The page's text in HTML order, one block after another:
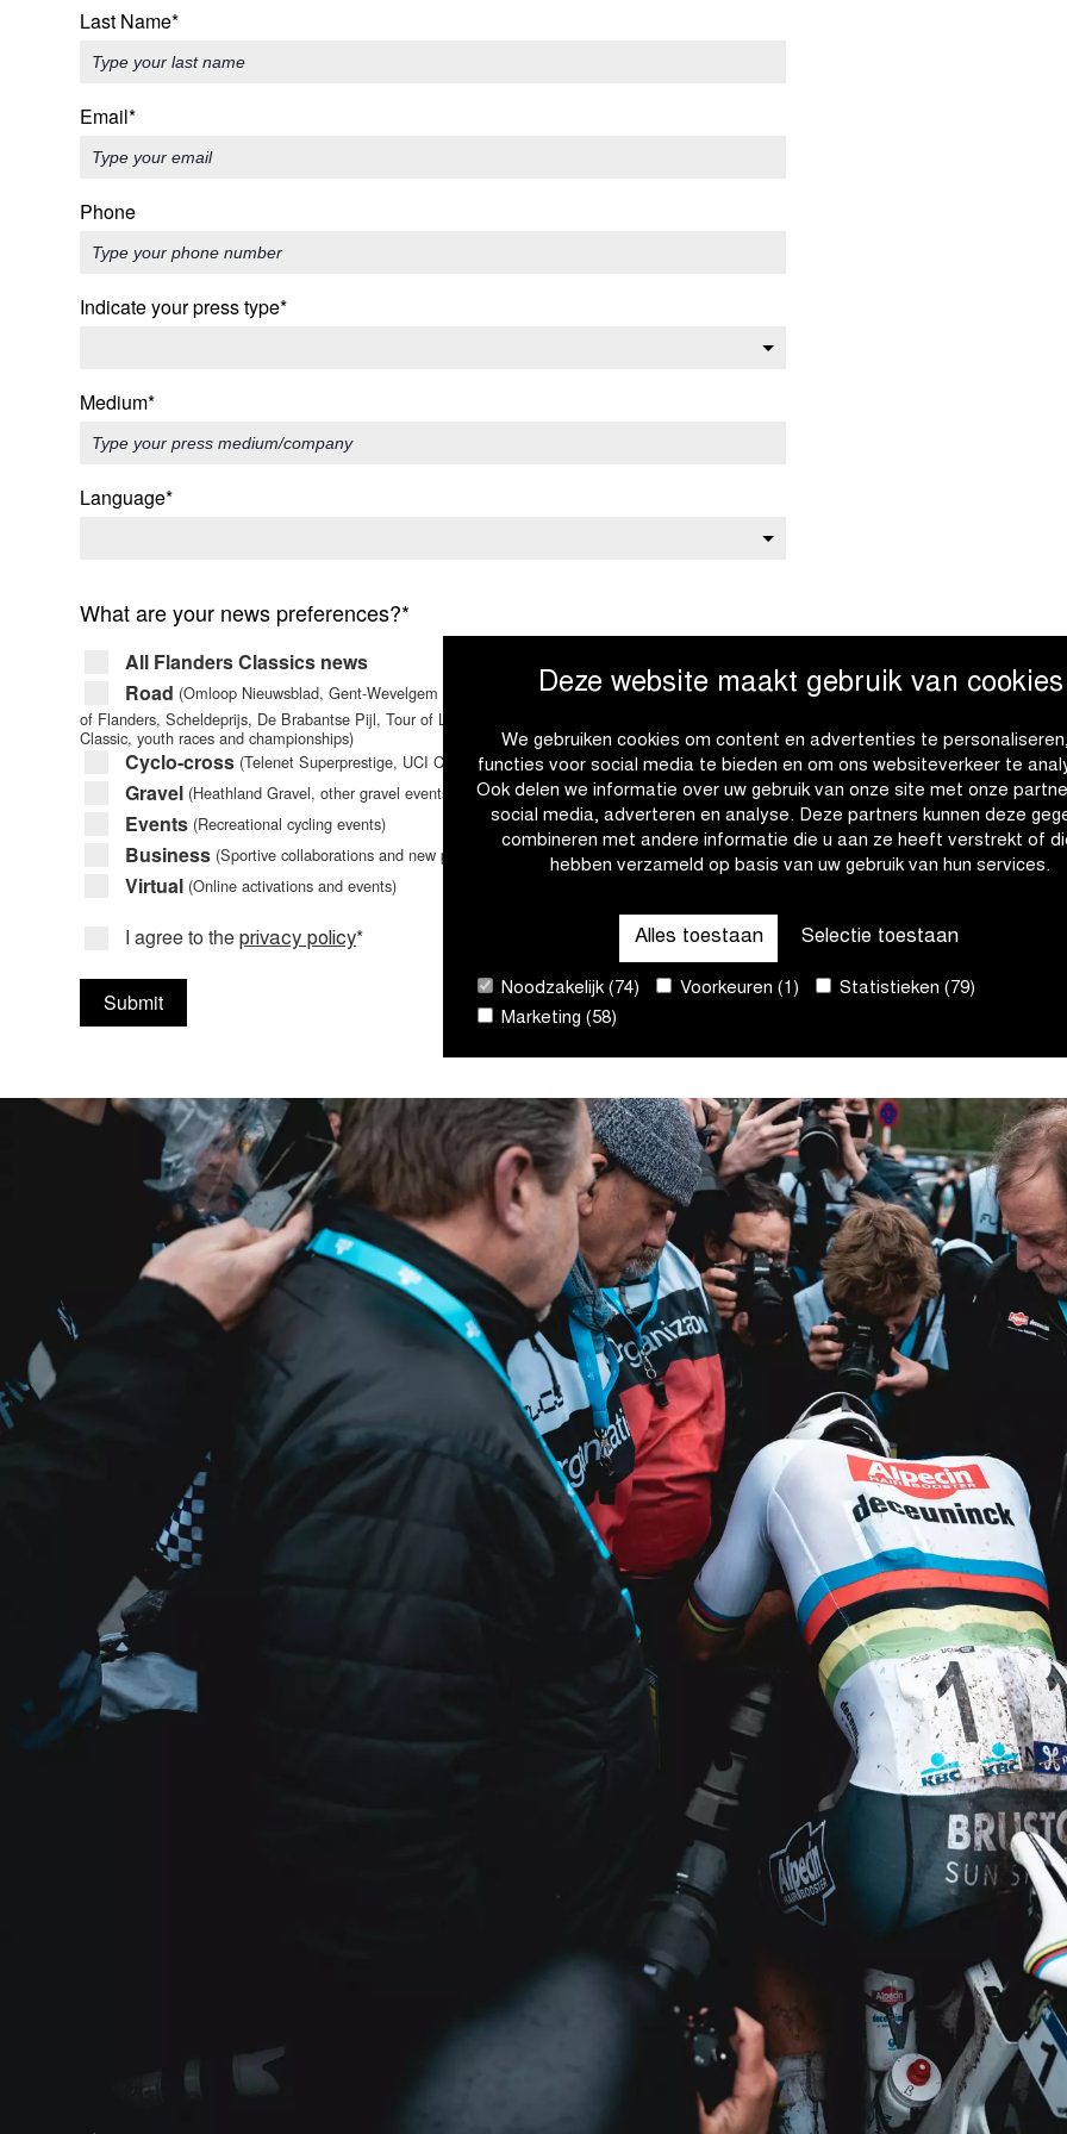
Deze website maakt gebruik van cookies
We gebruiken cookies om content en advertenties te
functies voor social media te bieden en om ons websiteverkeer te
Ook delen we informatie over uw gebruik van onze site met onze
social media, adverteren en analyse. Deze partners kunnen deze
combineren met andere informatie die u aan ze heeft verstrekt of
hebben verzameld op basis van uw gebruik van hun services.
Alles toestaan Selectie toestaan
Noodzakelijk (74) Voorkeuren (1)
Statistieken (79)
Marketing (58)
Last Name*
Email*
Phone
Indicate your press type*
Medium*
Language*
What are your news preferences?*
All Flanders Classics news
Road (Omloop Nieuwsblad, Gent-Wevelgem in Flanders Fields, Dwars door Vlaanderen, Tour
of Flanders, Scheldeprijs, De Brabantse Pijl, Tour of Limburg, Amstel Gold Race, Brussels Cycling
Classic, youth races and championships)
Cyclo-cross (Telenet Superprestige, UCI Cyclo-cross World Cup and championships)
Gravel (Heathland Gravel, other gravel events and championships)
Events (Recreational cycling events)
Business (Sportive collaborations and new partnerships)
Virtual (Online activations and events)
I agree to theprivacy policy*
Submit